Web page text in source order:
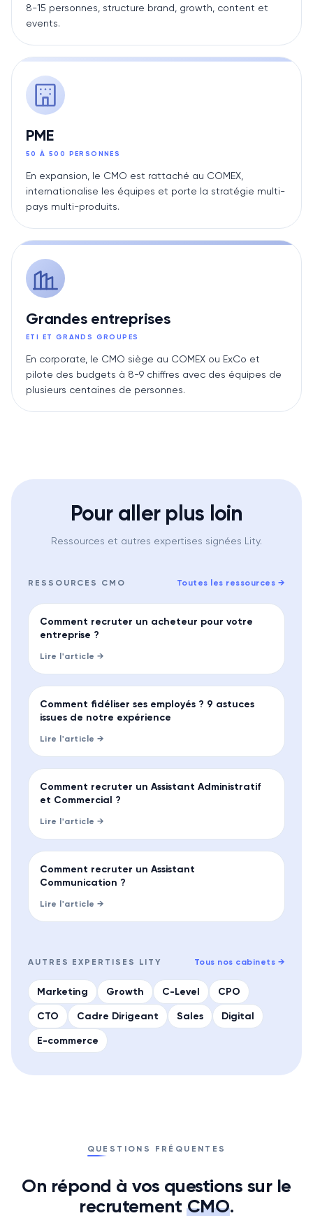
8-15 personnes, structure brand, growth, content et
events.
PME
50 À 500 PERSONNES
En expansion, le CMO est rattaché au COMEX,
internationalise les équipes et porte la stratégie multi-
pays multi-produits.
Grandes entreprises
ETI ET GRANDS GROUPES
En corporate, le CMO siège au COMEX ou ExCo et
pilote des budgets à 8-9 chiffres avec des équipes de
plusieurs centaines de personnes.
Pour aller plus loin
Ressources et autres expertises signées Lity.
RESSOURCES CMO Toutes les ressources →
GUIDE
Comment recruter un acheteur pour votre
entreprise ?
Lire l'article →
TENDANCE
Comment fidéliser ses employés ? 9 astuces
issues de notre expérience
Lire l'article →
GUIDE
Comment recruter un Assistant Administratif
et Commercial ?
Lire l'article →
GUIDE
Comment recruter un Assistant
Communication ?
Lire l'article →
AUTRES EXPERTISES LITY Tous nos cabinets →
Marketing Growth C-Level CPO
CTO Cadre Dirigeant Sales Digital
E-commerce
QUESTIONS FRÉQUENTES
On répond à vos questions sur le
recrutement CMO.